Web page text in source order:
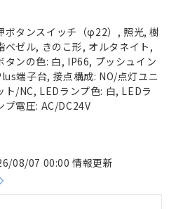
ボタンスイッチ（φ22）, 照光, 樹
ベゼル, きのこ形, オルタネイト,
タンの色: 白, IP66, プッシュイン
端子台, 接点構成: NO/点灯ユニ
ト/NC, LEDランプ色: 白, LEDラ
プ電圧: AC/DC24V
08/07 00:00 情報更新